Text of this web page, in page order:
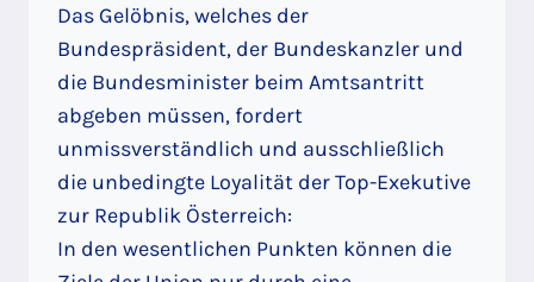
Das Gelöbnis, welches der
Bundespräsident, der Bundeskanzler und
die Bundesminister beim Amtsantritt
abgeben müssen, fordert
unmissverständlich und ausschließlich
die unbedingte Loyalität der Top-Exekutive
zur Republik Österreich:
In den wesentlichen Punkten können die